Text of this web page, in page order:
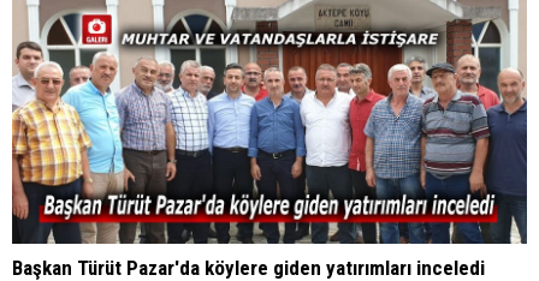
Başkan Türüt Pazar'da köylere giden yatırımları inceledi